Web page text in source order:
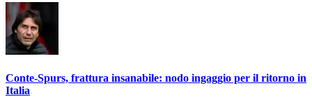
Conte-Spurs, frattura insanabile: nodo ingaggio per il ritorno in
Italia